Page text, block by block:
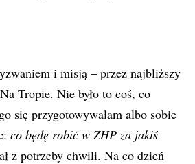
i misją – przez najbliższy
Tropie. Nie było to coś, co
się przygotowywałam albo sobie
co będę robić w ZHP za jakiś
z potrzeby chwili. Na co dzień